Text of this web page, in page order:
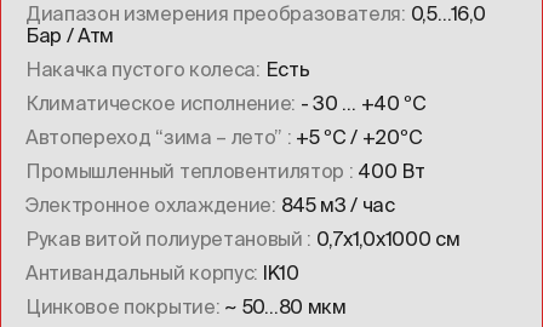
Диапазон измерения преобразователя 0,5…16,0
Бар / Атм
Накачка пустого колеса
Есть
Климатическое исполнение - 30 … +40 ºC
Автопереход “зима – лето”
+5 ºC / +20ºC
Промышленный тепловентилятор
400 Вт
Электронное охлаждение 845 м3 / час
Рукав витой полиуретановый
0,7х1,0х1000 см
Антивандальный корпус IK10
Цинковое покрытие ~ 50…80 мкм